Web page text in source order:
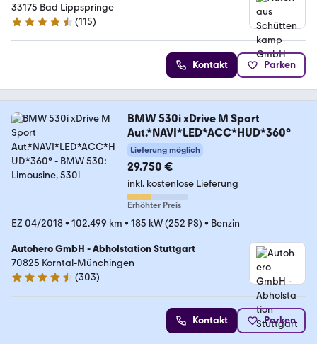
33175 Bad Lippspringe
4.7 Sterne
(115)
Kontakt Parken
BMW 530i xDrive M Sport
Aut.*NAVI*LED*ACC*HUD*360°
Lieferung möglich
29.750 €
inkl. kostenlose Lieferung
Erhöhter Preis
EZ 04/2018• 102.499 km • 185 kW (252 PS) • Benzin
Autohero GmbH - Abholstation Stuttgart
70825 Korntal-Münchingen
4.4 Sterne
(303)
Kontakt Parken